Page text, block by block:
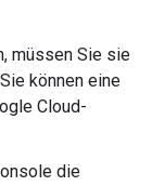
müssen Sie sie
können eine
Cloud-
die